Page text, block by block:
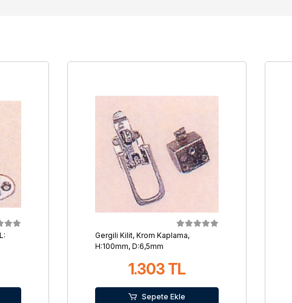
Gergili Kilit, Krom Kaplama,
H:100mm, D:6,5mm
1.303 TL
Sepete Ekle